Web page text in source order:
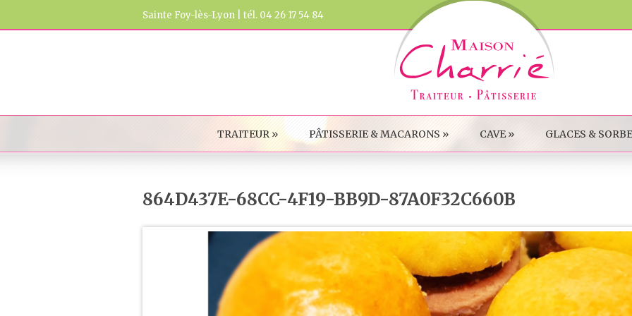
Sainte Foy-lès-Lyon | tél. 04 26 17 54 84
TRAITEUR » PÂTISSERIE & MACARONS » CAVE» GLACES &
864D437E-68CC-4F19-BB9D-87A0F32C660B